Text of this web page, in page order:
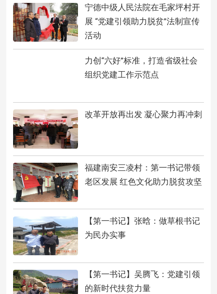
宁德中级人民法院在毛家坪村开
展 “党建引领助力脱贫”法制宣传
活动
力创“六好”标准，打造省级社会
组织党建工作示范点
改革开放再出发 凝心聚力再冲刺
福建南安三凌村：第一书记带领
老区发展 红色文化助力脱贫攻坚
【第一书记】张晗：做草根书记
为民办实事
【第一书记】吴腾飞：党建引领
的新时代扶贫力量